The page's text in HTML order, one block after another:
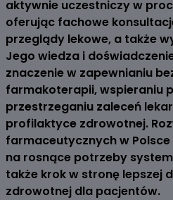
aktywnie uczestniczy w
oferując fachowe
przeglądy lekowe, a także
Jego wiedza i
znaczenie w zapewnianiu
farmakoterapii, wspieraniu
przestrzeganiu zaleceń
profilaktyce zdrowotnej.
farmaceutycznych w
na rosnące potrzeby
także krok w stronę lepszej
zdrowotnej dla pacjentów.